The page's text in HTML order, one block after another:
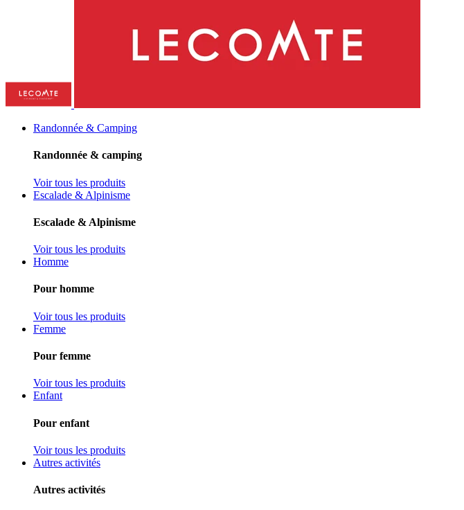
Randonnée & Camping
Randonnée & camping
Voir tous les produits
Escalade & Alpinisme
Escalade & Alpinisme
Voir tous les produits
Homme
Pour homme
Voir tous les produits
Femme
Pour femme
Voir tous les produits
Enfant
Pour enfant
Voir tous les produits
Autres activités
Autres activités